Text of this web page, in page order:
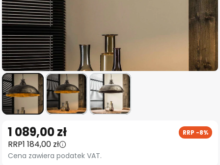
na
początek
galerii
1 089,00 zł RRP -8%
RRP1 184,00 zł
Cena zawiera podatek VAT.